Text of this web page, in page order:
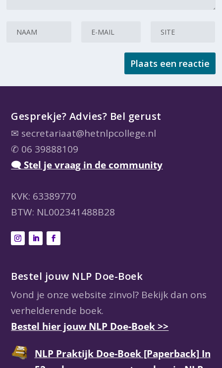
Gesprekje? Advies? Bel gerust
✉ secretariaat@hetnlpcollege.nl
✆ 06 39888109
🗨 Stel je vraag in de community
KVK: 63389770
BTW: NL002341488B28
Bestel jouw NLP Doe-Boek
Vond je onze website zinvol? Bekijk dan ons
verhelderende boek.
Bestel hier jouw NLP Doe-Boek >>
NLP Praktijk Doe-Boek [Paperback] In